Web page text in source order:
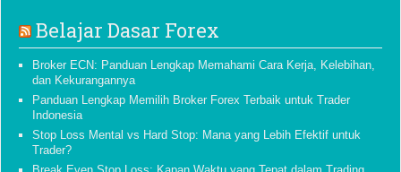
Belajar Dasar Forex
Broker ECN: Panduan Lengkap Memahami Cara Kerja, Kelebihan,
dan Kekurangannya
Panduan Lengkap Memilih Broker Forex Terbaik untuk Trader
Indonesia
Stop Loss Mental vs Hard Stop: Mana yang Lebih Efektif untuk
Trader?